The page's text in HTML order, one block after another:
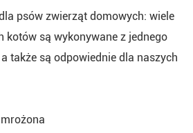
psów zwierząt domowych: wiele
kotów są wykonywane z jednego
także są odpowiednie dla naszych